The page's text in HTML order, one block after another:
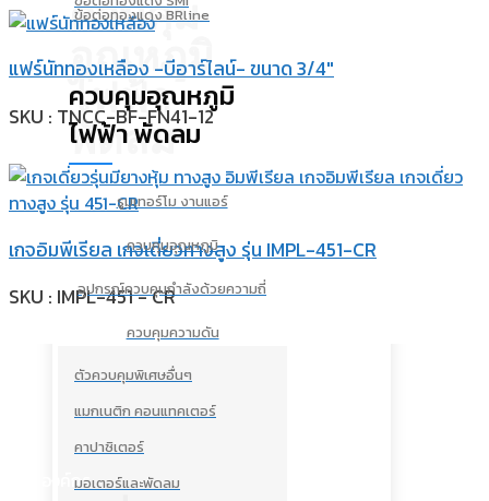
ข้อต่อทองแดง BRline
ควบคุม
อุณหภูมิ
ไฟฟ้า
พัดลม
ควบคุมอุณหภูมิ
ไฟฟ้า พัดลม
รูมเทอร์โม งานแอร์
ควบคุมอุณหภูมิ
อุปกรณ์ควบคุมกำลังด้วยความถี่
ควบคุมความดัน
ตัวควบคุมพิเศษอื่นๆ
แมกเนติก คอนแทคเตอร์
คาปาซิเตอร์
มอเตอร์และพัดลม
แฟร์นัททองเหลือง -บีอาร์ไลน์- ขนาด 3/4″
SKU : TNCC-BF-FN41-12
เกจอิมพีเรียล เกจเดี่ยวทางสูง รุ่น IMPL-451-CR
SKU : IMPL-451 - CR
องค์กร